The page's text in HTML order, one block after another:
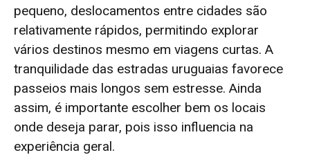
pequeno, deslocamentos entre cidades são
relativamente rápidos, permitindo explorar
vários destinos mesmo em viagens curtas. A
tranquilidade das estradas uruguaias favorece
passeios mais longos sem estresse. Ainda
assim, é importante escolher bem os locais
onde deseja parar, pois isso influencia na
experiência geral.